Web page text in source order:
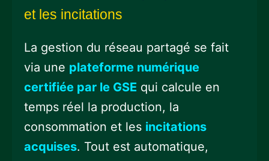
et les incitations
La gestion du réseau partagé se fait
via une plateforme numérique
certifiée par le GSE qui calcule en
temps réel la production, la
consommation et les incitations
acquises. Tout est automatique,